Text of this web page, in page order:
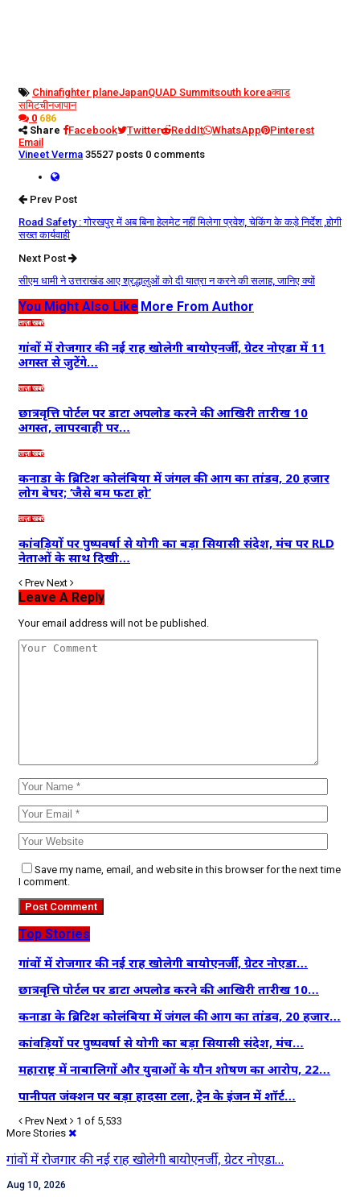
Chinafighter planeJapanQUAD Summitsouth koreaक्वाड
समिटचीनजापान
0 686
Share
Facebook Twitter ReddIt WhatsApp
Pinterest
Email
Vineet Verma 35527 posts 0 comments
Prev Post
Road Safety : गोरखपुर में अब बिना हेलमेट नहीं मिलेगा प्रवेश, चेकिंग के कड़े निर्देश ,होगी
सख्त कार्यवाही
Next Post
सीएम धामी ने उत्तराखंड आए श्रद्धालुओं को दी यात्रा न करने की सलाह, जानिए क्यों
You Might Also Like More From Author
ताज़ा खबरें
गांवों में रोजगार की नई राह खोलेगी बायोएनर्जी, ग्रेटर नोएडा में 11
अगस्त से जुटेंगे…
ताज़ा खबरें
छात्रवृत्ति पोर्टल पर डाटा अपलोड करने की आखिरी तारीख 10
अगस्त, लापरवाही पर…
ताज़ा खबरें
कनाडा के ब्रिटिश कोलंबिया में जंगल की आग का तांडव, 20 हजार
लोग बेघर; ‘जैसे बम फटा हो’
ताज़ा खबरें
कांवड़ियों पर पुष्पवर्षा से योगी का बड़ा सियासी संदेश, मंच पर RLD
नेताओं के साथ दिखी…
Prev Next
Leave A Reply
Your email address will not be published.
Save my name, email, and website in this browser for the next time
I comment.
Top Stories
गांवों में रोजगार की नई राह खोलेगी बायोएनर्जी, ग्रेटर नोएडा…
छात्रवृत्ति पोर्टल पर डाटा अपलोड करने की आखिरी तारीख 10…
कनाडा के ब्रिटिश कोलंबिया में जंगल की आग का तांडव, 20 हजार…
कांवड़ियों पर पुष्पवर्षा से योगी का बड़ा सियासी संदेश, मंच…
महाराष्ट्र में नाबालिगों और युवाओं के यौन शोषण का आरोप, 22…
पानीपत जंक्शन पर बड़ा हादसा टला, ट्रेन के इंजन में शॉर्ट…
Prev Next
1 of 5,533
More Stories
गांवों में रोजगार की नई राह खोलेगी बायोएनर्जी, ग्रेटर नोएडा…
Aug 10, 2026